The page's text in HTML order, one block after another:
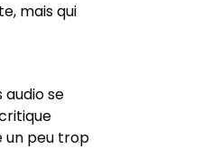
mais qui
audio se
un peu trop